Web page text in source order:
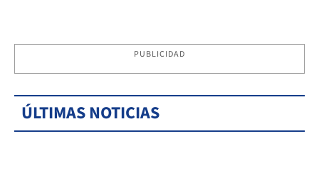
PUBLICIDAD
ÚLTIMAS NOTICIAS